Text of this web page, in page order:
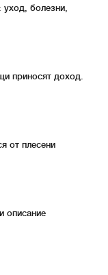
болезни,
приносят доход.
от плесени
описание